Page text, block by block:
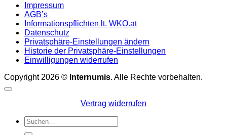
Impressum
AGB’s
Informationspflichten lt. WKO.at
Datenschutz
Privatsphäre-Einstellungen ändern
Historie der Privatsphäre-Einstellungen
Einwilligungen widerrufen
Copyright 2026 © Internumis. Alle Rechte vorbehalten.
Vertrag widerrufen
Suchen
nach: